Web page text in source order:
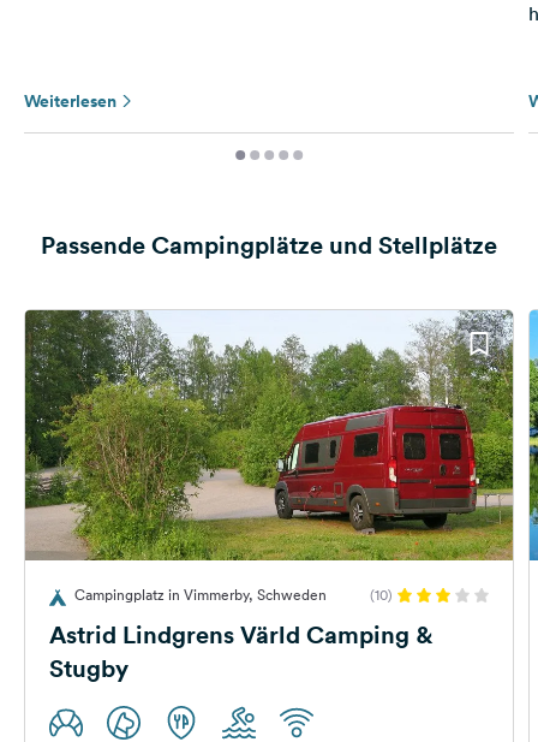
Weiterlesen
Passende Campingplätze und Stellplätze
Campingplatz in Vimmerby, Schweden (10)
Astrid Lindgrens Värld Camping &
Stugby